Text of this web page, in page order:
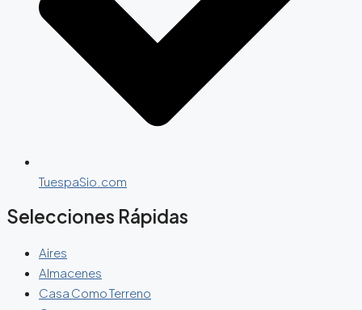
TuespaSio.com
Selecciones Rápidas
Aires
Almacenes
Casa Como Terreno